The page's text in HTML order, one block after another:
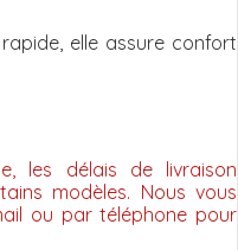
elle assure confort
les délais de livraison
modèles. Nous vous
ou par téléphone pour